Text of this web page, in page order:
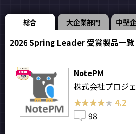
総合 大企業部門 中堅
2026 Spring Leader 受賞製品一覧
NotePM
株式会社プロジ
★★★★★
★★★★★ 4.2
98